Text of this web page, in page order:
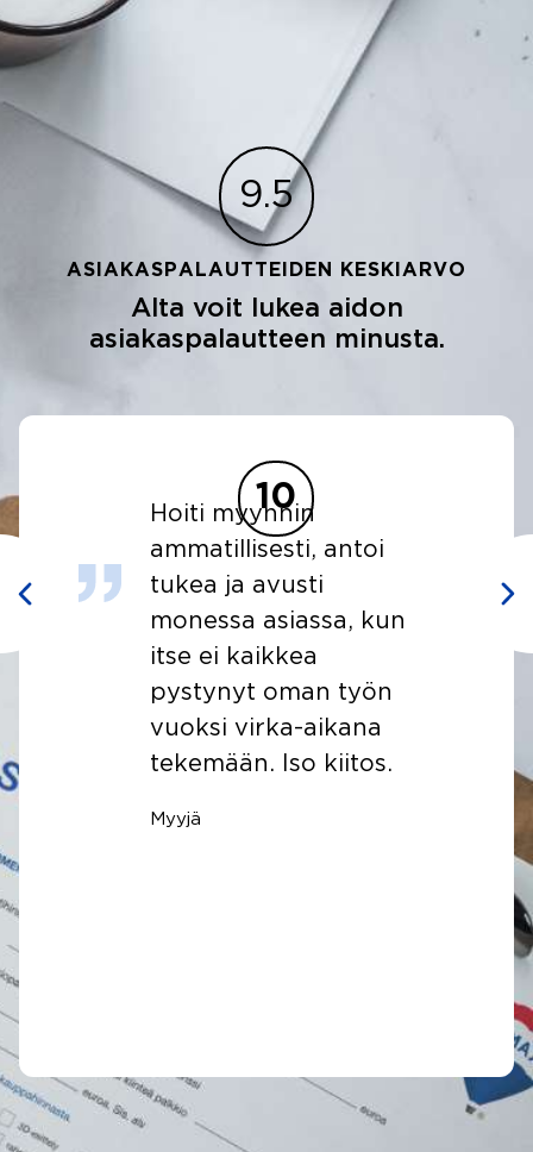
9.5
ASIAKASPALAUTTEIDEN KESKIARVO
Alta voit lukea aidon
asiakaspalautteen minusta.
Välittäjä oli livenä ja
puhelimessa mukava
ja ystävällinen, mutta
sähköpostilla viestintä
oli tylyä. Ei varmasti
tarkoituksella, mutta
sellaisen kuvan sai
8